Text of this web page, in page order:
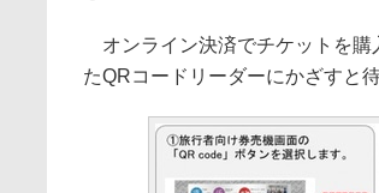
オンライン決済でチケットを購
たQRコードリーダーにかざすと